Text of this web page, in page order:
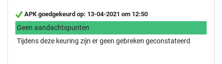
APK goedgekeurd op: 13-04-2021 om 12:50
Geen aandachtspunten
Tijdens deze keuring zijn er geen gebreken geconstateerd